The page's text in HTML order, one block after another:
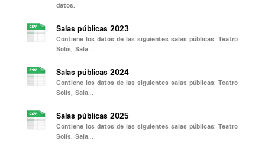
datos.
Salas públicas 2023
Contiene los datos de las siguientes salas públicas: Teatro
Solís, Sala...
Salas públicas 2024
Contiene los datos de las siguientes salas públicas: Teatro
Solís, Sala...
Salas públicas 2025
Contiene los datos de las siguientes salas públicas: Teatro
Solís, Sala...